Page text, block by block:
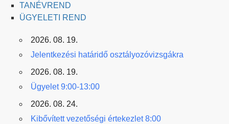
TANÉVREND
ÜGYELETI REND
2026. 08. 19.
Jelentkezési határidő osztályozóvizsgákra
2026. 08. 19.
Ügyelet 9:00-13:00
2026. 08. 24.
Kibővített vezetőségi értekezlet 8:00